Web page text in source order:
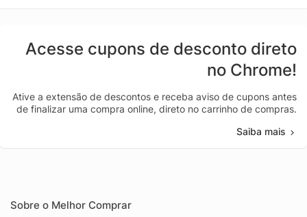
Acesse cupons de desconto direto
no Chrome!
Ative a extensão de descontos e receba aviso de cupons antes
de finalizar uma compra online, direto no carrinho de compras.
Saiba mais
Sobre o Melhor Comprar